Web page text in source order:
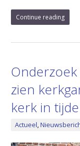
Continue reading
zien
kerk in
Actueel,